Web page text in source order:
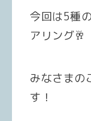
今回は5種
アリング🥂
みなさまの
す！